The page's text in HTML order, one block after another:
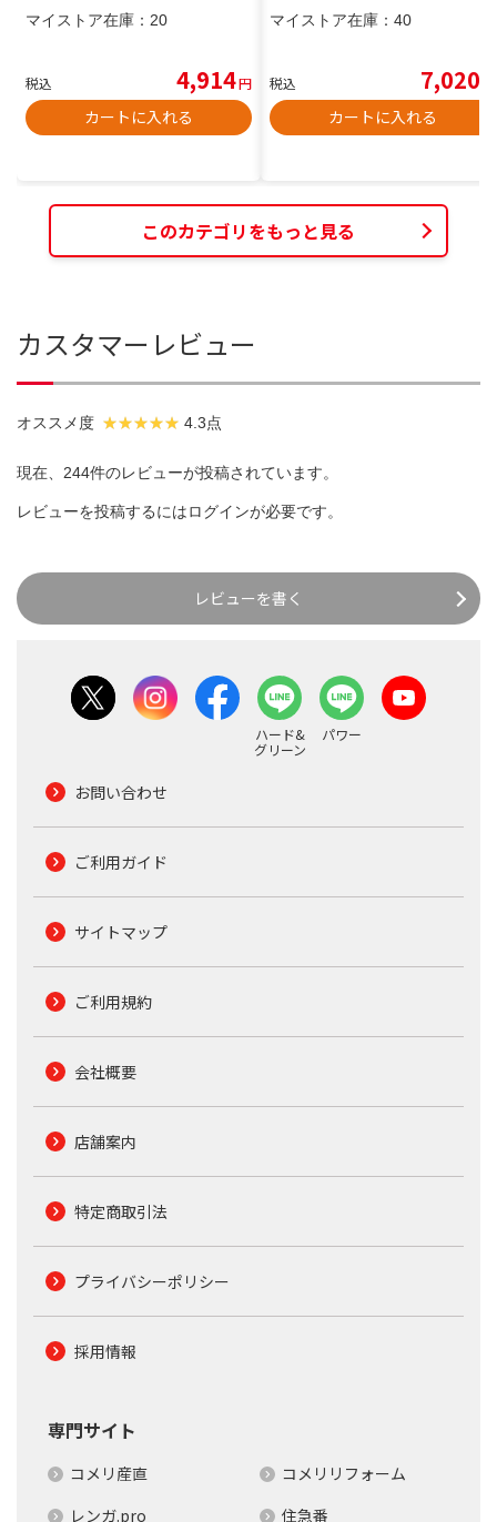
マイストア在庫： 20
税込 4,914円
カートに入れる
マイストア在庫： 40
税込 7,020
カートに入れる
このカテゴリをもっと見る
カスタマーレビュー
オススメ度 4.3点
現在、244件のレビューが投稿されています。
レビューを投稿するにはログインが必要です。
レビューを書く
ハード&
グリーン
パワー
お問い合わせ
ご利用ガイド
サイトマップ
ご利用規約
会社概要
店舗案内
特定商取引法
プライバシーポリシー
採用情報
専門サイト
コメリ産直
コメリリフォーム
レンガ.pro
住急番